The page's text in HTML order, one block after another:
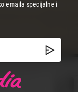
emaila specijalne i